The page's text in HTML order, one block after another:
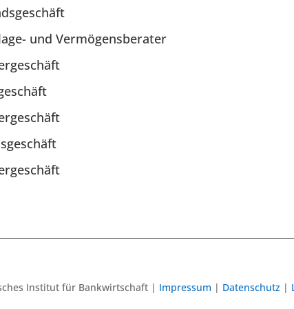
und Vermögensberater
Institut für Bankwirtschaft | Impressum | Datenschutz|